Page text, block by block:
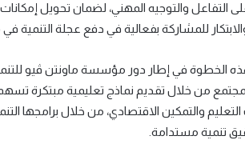
التفاعل والتوجيه المهني، لضمان تحويل
والابتكار للمشاركة بفعالية في دفع عجلة التنمية
الخطوة في إطار دور مؤسسة ماونتن ڤيو
من خلال تقديم نماذج تعليمية مبتكرة
والتمكين الاقتصادي، من خلال برامجها
تنمية مستدامة.